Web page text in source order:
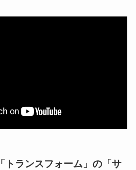
トランスフォーム」の「サ